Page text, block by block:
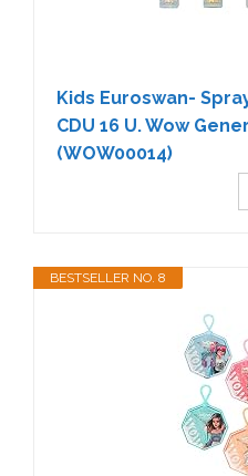
Kids Euroswan-
CDU 16 U. Wow
(WOW00014)
BESTSELLER NO. 8